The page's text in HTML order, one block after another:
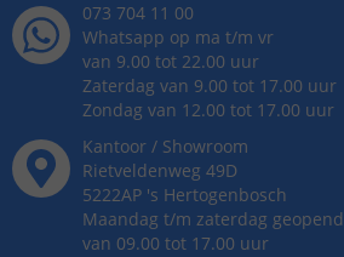
073 704 11 00
Whatsapp op ma t/m vr
van 9.00 tot 22.00 uur
Zaterdag van 9.00 tot 17.00 uur
Zondag van 12.00 tot 17.00 uur
Kantoor / Showroom
Rietveldenweg 49D
5222AP 's Hertogenbosch
Maandag t/m zaterdag geopend
van 09.00 tot 17.00 uur